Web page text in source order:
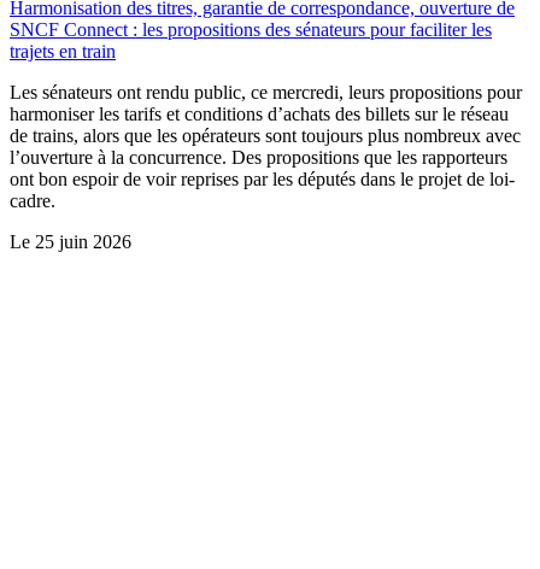
Harmonisation des titres, garantie de correspondance, ouverture de
SNCF Connect : les propositions des sénateurs pour faciliter les
trajets en train
Les sénateurs ont rendu public, ce mercredi, leurs propositions pour
harmoniser les tarifs et conditions d’achats des billets sur le réseau
de trains, alors que les opérateurs sont toujours plus nombreux avec
l’ouverture à la concurrence. Des propositions que les rapporteurs
ont bon espoir de voir reprises par les députés dans le projet de loi-
cadre.
Le 25 juin 2026